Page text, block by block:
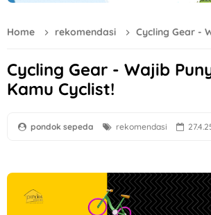
Home rekomendasi Cycling Gear - Wajib
Cycling Gear - Wajib
Kamu Cyclist!
pondok sepeda rekomendasi